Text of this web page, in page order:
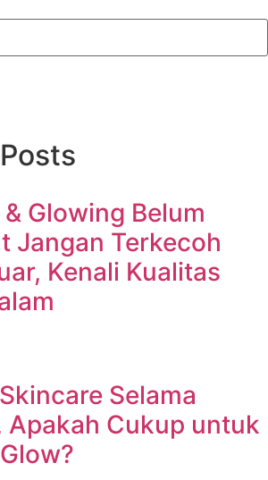
Glowing Belum
Jangan Terkecoh
Kenali Kualitas
Selama
Apakah Cukup untuk